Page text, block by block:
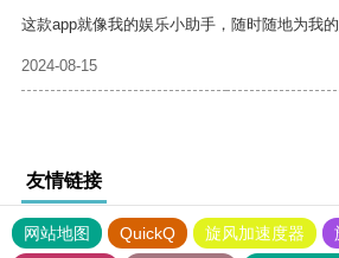
这款app就像我的娱乐小助手，随时随地为我的
2024-08-15
友情链接
网站地图 QuickQ 旋风加速度器